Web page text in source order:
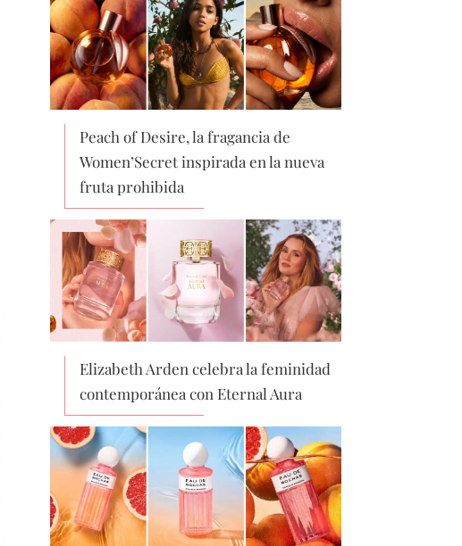
Peach of Desire, la fragancia de
Women’Secret inspirada en la nueva
fruta prohibida
Elizabeth Arden celebra la feminidad
contemporánea con Eternal Aura